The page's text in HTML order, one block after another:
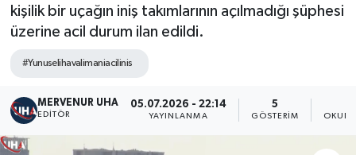
kişilik bir uçağın iniş takımlarının açılmadığı şüphesi
üzerine acil durum ilan edildi.
#Yunuselihavalimaniacilinis
MERVENUR UHA
EDITÖR
05.07.2026 - 22:14
YAYINLANMA
5
GÖSTERIM
Spor
Yaşam
Tüm Manşetler
Son Dakika Haberleri
Haber Arşivi